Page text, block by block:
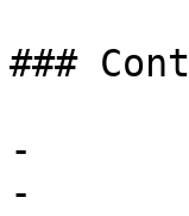
###
-
-